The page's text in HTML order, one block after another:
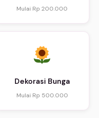
Mulai Rp 200.000
Dekorasi Bunga
Mulai Rp 500.000